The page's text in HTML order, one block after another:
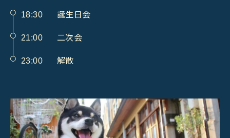
18:30 誕生日会
21:00 二次会
23:00 解散